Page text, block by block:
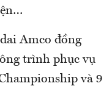
Amco đồng
trình phục vụ
và 9